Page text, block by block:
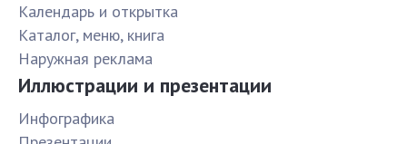
Календарь и открытка
Каталог, меню, книга
Наружная реклама
Иллюстрации и презентации
Инфографика